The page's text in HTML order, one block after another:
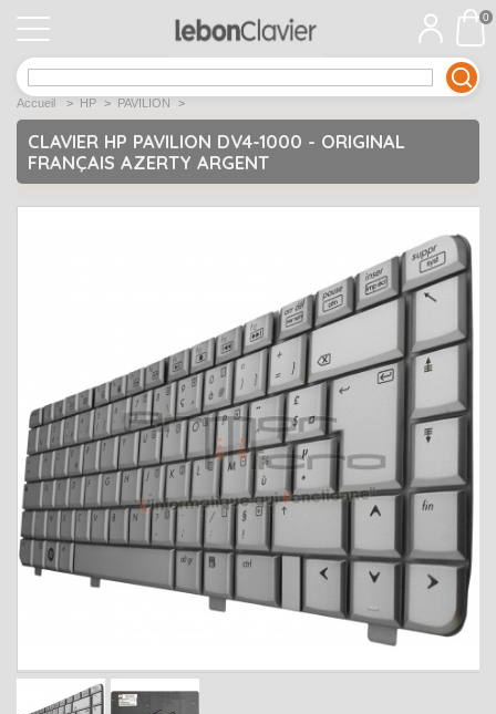
APPLE 1
Open submenu
ACER 12
Open submenu
ASUS
Open submenu
2
Open submenu
2
Open submenu
HP 17
Open submenu
LENOVO 10
Open submenu
MEDION Open submenu
MSI 1
Open submenu
4
Open submenu
SAMSUNG
0
Accueil > HP > PAVILION >
CLAVIER HP PAVILION DV4-1000 - ORIGINAL
FRANÇAIS AZERTY ARGENT